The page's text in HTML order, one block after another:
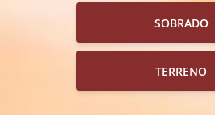
SOBRADO
TERRENO